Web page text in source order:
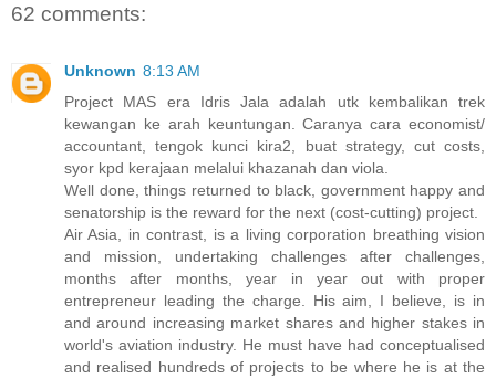
62 comments:
Unknown 8:13 AM
Project MAS era Idris Jala adalah utk kembalikan trek
kewangan ke arah keuntungan. Caranya cara economist/
accountant, tengok kunci kira2, buat strategy, cut costs,
syor kpd kerajaan melalui khazanah dan viola.
Well done, things returned to black, government happy and
senatorship is the reward for the next (cost-cutting) project.
Air Asia, in contrast, is a living corporation breathing vision
and mission, undertaking challenges after challenges,
months after months, year in year out with proper
entrepreneur leading the charge. His aim, I believe, is in
and around increasing market shares and higher stakes in
world's aviation industry. He must have had conceptualised
and realised hundreds of projects to be where he is at the